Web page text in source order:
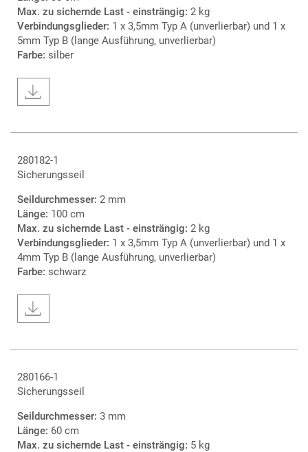
Max. zu sichernde Last - einsträngig: 2 kg
Verbindungsglieder: 1 x 3,5mm Typ A (unverlierbar) und 1 x
5mm Typ B (lange Ausführung, unverlierbar)
Farbe: silber
280182-1
Sicherungsseil
Seildurchmesser: 2 mm
Länge: 100 cm
Max. zu sichernde Last - einsträngig: 2 kg
Verbindungsglieder: 1 x 3,5mm Typ A (unverlierbar) und 1 x
4mm Typ B (lange Ausführung, unverlierbar)
Farbe: schwarz
280166-1
Sicherungsseil
Seildurchmesser: 3 mm
Länge: 60 cm
Max. zu sichernde Last - einsträngig: 5 kg